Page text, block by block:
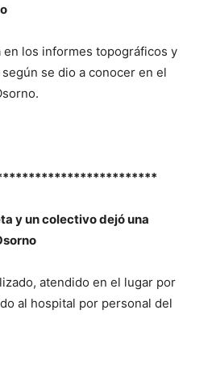
en los informes topográficos y
se dio a conocer en el
y un colectivo dejó una
atendido en el lugar por
al hospital por personal del